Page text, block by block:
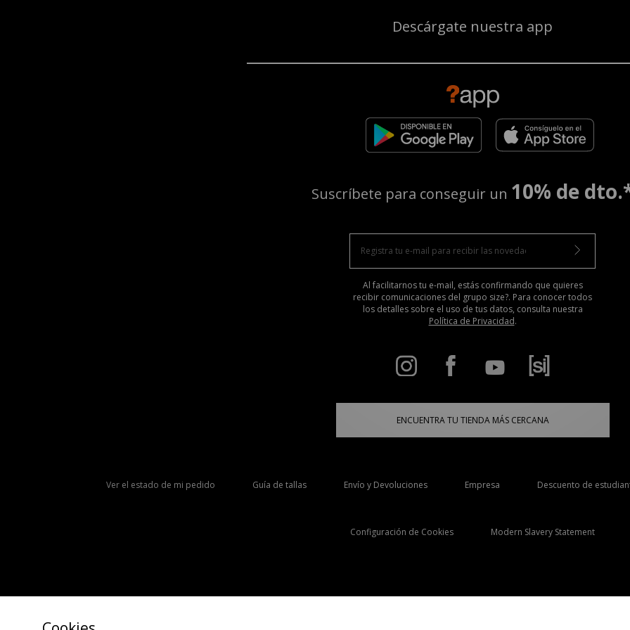
Descárgate nuestra app
Suscríbete para conseguir un 10% de
Al facilitarnos tu e-mail, estás confirmando que quieres
recibir comunicaciones del grupo size?. Para conocer todos
los detalles sobre el uso de tus datos, consulta nuestra
Política de Privacidad.
ENCUENTRA TU TIENDA MÁS CERCANA
Ver el estado de mi pedido Guía de tallas Envío y Devoluciones Empresa Descuento de
Configuración de Cookies Modern Slavery Statement